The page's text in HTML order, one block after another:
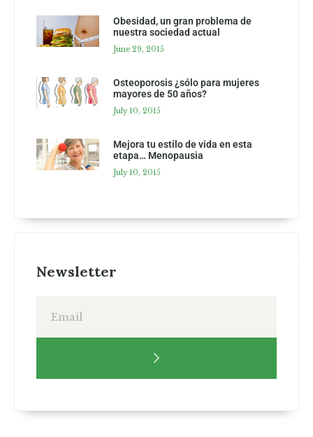
Obesidad, un gran problema de
nuestra sociedad actual
June 29, 2015
Osteoporosis ¿sólo para mujeres
mayores de 50 años?
July 10, 2015
Mejora tu estilo de vida en esta
etapa… Menopausia
July 10, 2015
Newsletter